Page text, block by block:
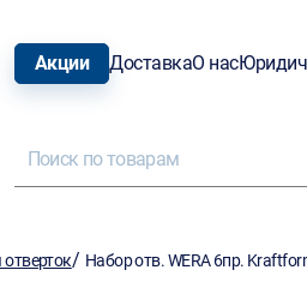
Акции ДоставкаО нас
/ Набор отв. WERA 6пр.